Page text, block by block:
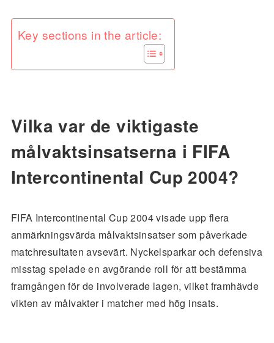
Key sections in the article:
Vilka var de viktigaste
målvaktsinsatserna i FIFA
Intercontinental Cup 2004?
FIFA Intercontinental Cup 2004 visade upp flera
anmärkningsvärda målvaktsinsatser som påverkade
matchresultaten avsevärt. Nyckelsparkar och defensiva
misstag spelade en avgörande roll för att bestämma
framgången för de involverade lagen, vilket framhävde
vikten av målvakter i matcher med hög insats.